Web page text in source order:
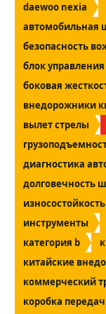
daewoo nexia
автомобильная
безопасность
блок управления
боковая
внедорожники
вылет стрелы
диагностика
долговечность
инструменты
категория b
китайские
коммерческий
коробка передач